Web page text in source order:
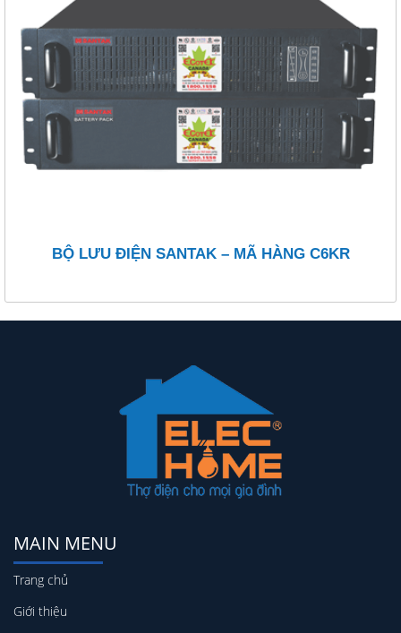
BỘ LƯU ĐIỆN SANTAK – MÃ HÀNG C6KR
MAIN MENU
Trang chủ
Giới thiệu